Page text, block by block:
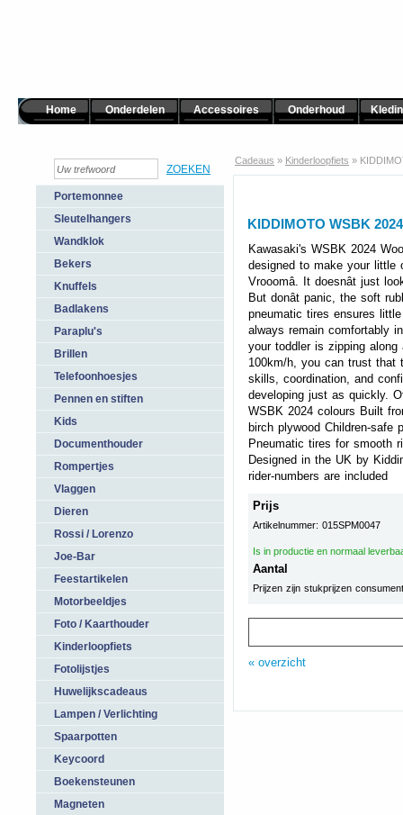
Home Onderdelen Accessoires Onderhoud
Portemonnee
Sleutelhangers
Wandklok
Bekers
Knuffels
Badlakens
Paraplu's
Brillen
Telefoonhoesjes
Pennen en stiften
Kids
Documenthouder
Rompertjes
Vlaggen
Dieren
Rossi / Lorenzo
Joe-Bar
Feestartikelen
Motorbeeldjes
Foto / Kaarthouder
Kinderloopfiets
Fotolijstjes
Huwelijkscadeaus
Lampen / Verlichting
Spaarpotten
Keycoord
Boekensteunen
Magneten
Cadeaus » Kinderloopfiets »
KIDDIMOTO WSBK 2024
Kawasaki's WSBK 2024
designed to make your little
Vrooomâ. It doesnât just
But donât panic, the soft
pneumatic tires ensures
always remain comfortably
your toddler is zipping
100km/h, you can trust that
skills, coordination, and
developing just as quickly.
WSBK 2024 colours Built
birch plywood Children-safe
Pneumatic tires for smooth
Designed in the UK by
rider-numbers are included
Prijs
Artikelnummer: 015SPM0047
Is in productie en normaal
Aantal
Prijzen zijn stukprijzen
« overzicht